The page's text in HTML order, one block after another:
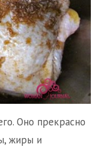
Оно прекрасно
жиры и